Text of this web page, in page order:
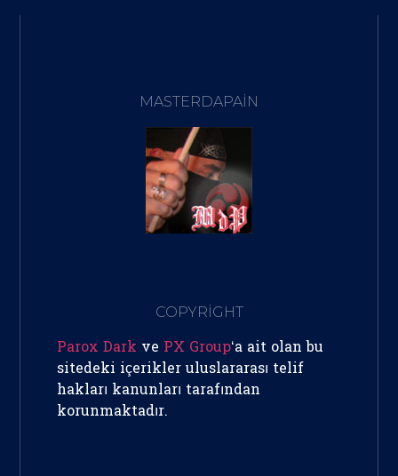
MASTERDAPAIN
COPYRİGHT
Parox Dark ve PX Group‘a ait olan bu
sitedeki içerikler uluslararası telif
hakları kanunları tarafından
korunmaktadır.